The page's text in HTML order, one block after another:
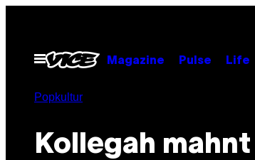
contentOpen
Menu
Magazine Pulse Life
Popkultur
Kollegah